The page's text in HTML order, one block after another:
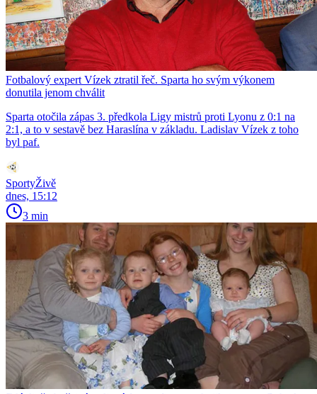
Fotbalový expert Vízek ztratil řeč. Sparta ho svým výkonem
donutila jenom chválit
Sparta otočila zápas 3. předkola Ligy mistrů proti Lyonu z 0:1 na
2:1, a to v sestavě bez Haraslína v základu. Ladislav Vízek z toho
byl paf.
SportyŽivě
dnes, 15:12
3 min